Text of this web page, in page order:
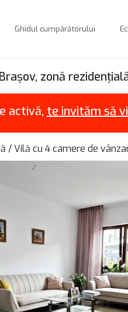
Ghidul cumpărătorului
zonă
activă, te invităm să
/ Vilă cu 4 camere de